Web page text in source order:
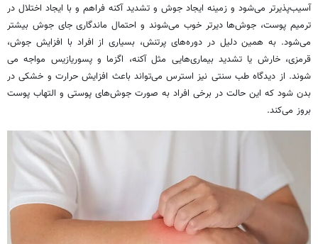
آسیب‌پذیرتر می‌شود و زمینه ایجاد جوش و تشدید آکنه فراهم و با ایجاد اختلال در
ترمیم پوست، جوش‌ها دیرتر خوب می‌شوند و احتمال ماندگاری جای جوش بیشتر
می‌شود. به همین دلیل در دوره‌های پرتنش، بسیاری از افراد با افزایش جوش،
قرمزی، خارش یا تشدید بیماری‌هایی مثل آکنه، اگزما و پسوریازیس مواجه می
شوند. از دیدگاه طب سنتی نیز استرس می‌تواند باعث افزایش حرارت و خشکی در
بدن شود که این حالت در برخی افراد به صورت جوش‌های پوستی و التهاب پوست
بروز می‌کند.